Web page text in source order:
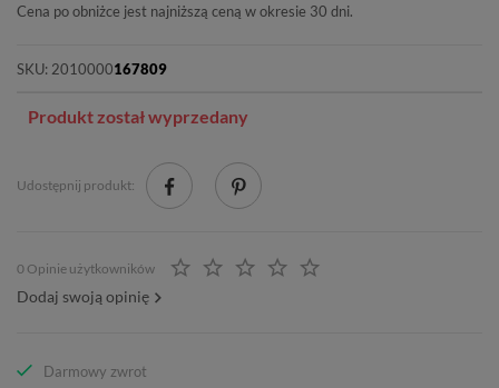
Cena po obniżce jest najniższą ceną w okresie 30 dni.
SKU: 2010000167809
Produkt został wyprzedany
Udostępnij produkt:
0 Opinie użytkowników
Dodaj swoją opinię
Darmowy zwrot